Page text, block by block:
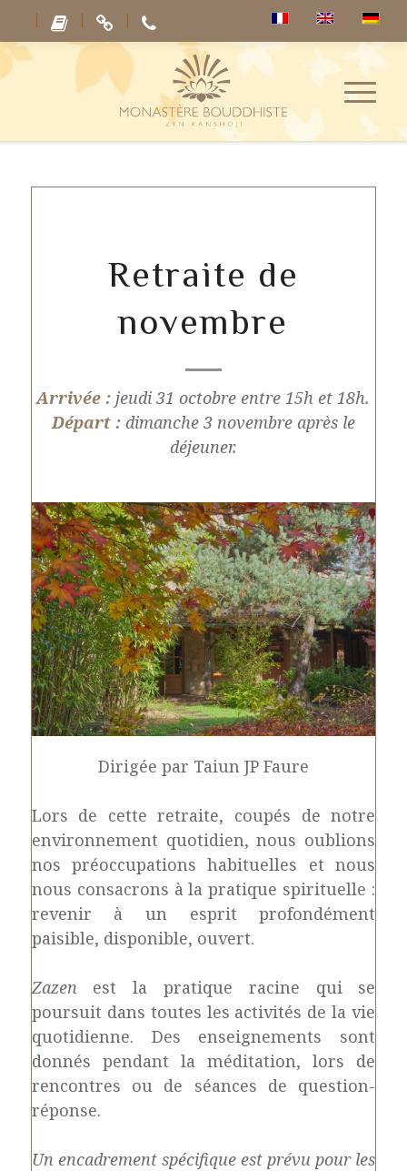
Retraite de
novembre
Arrivée : jeudi 31 octobre entre 15h et 18h.
Départ : dimanche 3 novembre après le
déjeuner.
Dirigée par Taiun JP Faure
Lors de cette retraite, coupés de notre
environnement quotidien, nous oublions
nos préoccupations habituelles et nous
nous consacrons à la pratique spirituelle :
revenir à un esprit profondément
paisible, disponible, ouvert.
Zazen est la pratique racine qui se
poursuit dans toutes les activités de la vie
quotidienne. Des enseignements sont
donnés pendant la méditation, lors de
rencontres ou de séances de question-
réponse.
Un encadrement spécifique est prévu pour les